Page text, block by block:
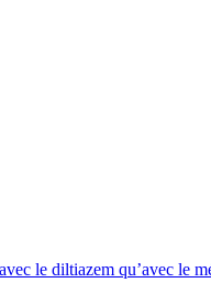
le diltiazem qu’avec le